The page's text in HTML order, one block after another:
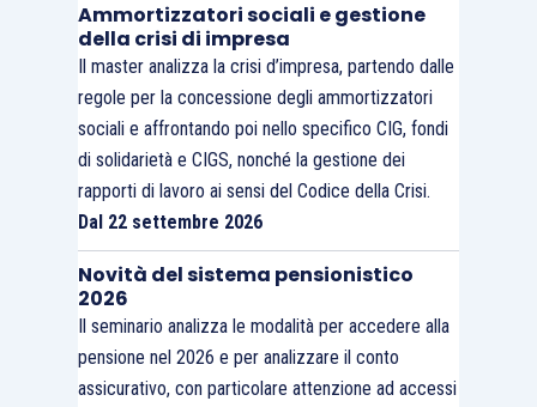
Ammortizzatori sociali e gestione
della crisi di impresa
Il master analizza la crisi d’impresa, partendo dalle
regole per la concessione degli ammortizzatori
sociali e affrontando poi nello specifico CIG, fondi
di solidarietà e CIGS, nonché la gestione dei
rapporti di lavoro ai sensi del Codice della Crisi.
Dal 22 settembre 2026
Novità del sistema pensionistico
2026
Il seminario analizza le modalità per accedere alla
pensione nel 2026 e per analizzare il conto
assicurativo, con particolare attenzione ad accessi